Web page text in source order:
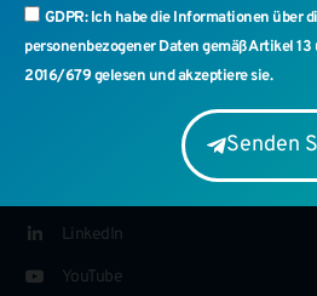
Sonomax srl - Ansprechpartner
+39 031 2070068
Via Varese 4/C, 22070 Fenegrò (CO)
LinkedIn
YouTube
GDPR: Ich habe die Informationen über
personenbezogener Daten gemäß Artikel 13
2016/679 gelesen und akzeptiere sie.
Senden